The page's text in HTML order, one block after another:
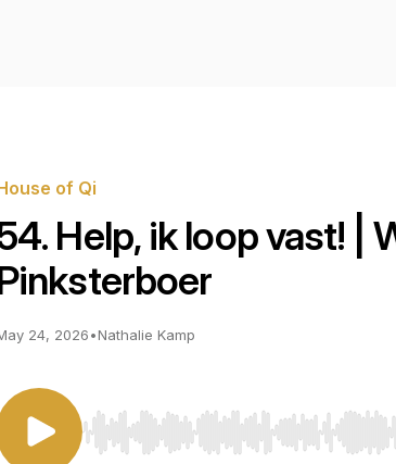
of Qi
Help, ik loop vast! |
24, 2026•Nathalie Kamp
Use Left/Right to seek, Home/End to